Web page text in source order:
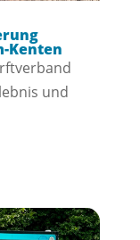
Kenten
und